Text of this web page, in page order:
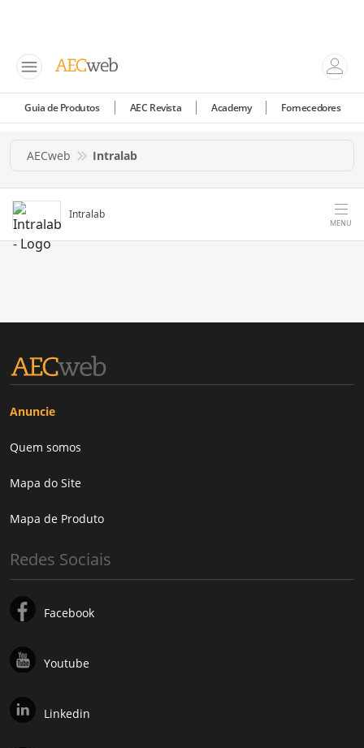
Guia de Produtos AEC Revista Academy Fornecedores
AECweb Intralab
Intralab
MENU
Anuncie
Quem somos
Mapa do Site
Mapa de Produto
Redes Sociais
Facebook
Youtube
Linkedin